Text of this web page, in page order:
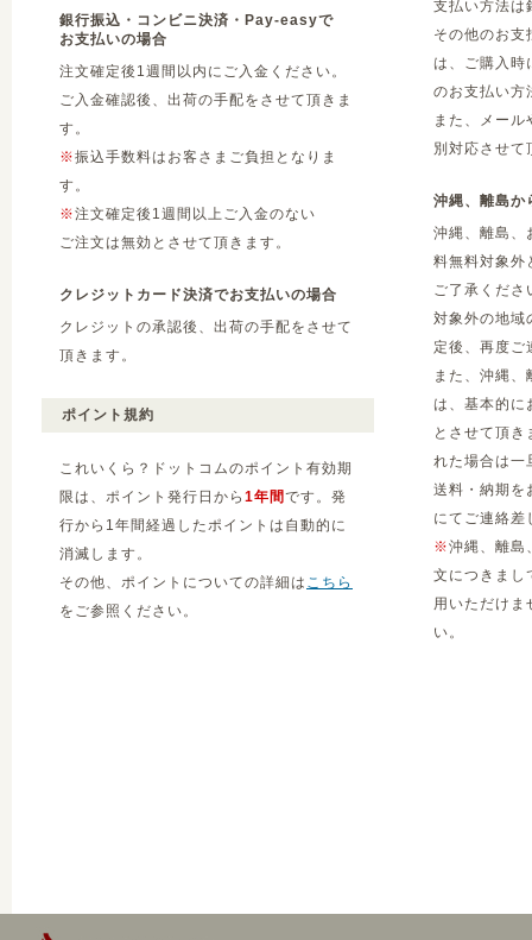
銀行振込・コンビニ決済・Pay-easyで
お支払いの場合
注文確定後1週間以内にご入金ください。
ご入金確認後、出荷の手配をさせて頂きま
す。
※振込手数料はお客さまご負担となりま
す。
※注文確定後1週間以上ご入金のない
ご注文は無効とさせて頂きます。
クレジットカード決済でお支払いの場合
クレジットの承認後、出荷の手配をさせて
頂きます。
ポイント規約
これいくら？ドットコムのポイント有効期
限は、ポイント発行日から 1年間です。発
行から1年間経過したポイントは自動的に
消滅します。
その他、ポイントについての詳細は こちら
をご参照ください。
支払い方法は
その他のお支
は、ご購入時
のお支払い方
また、メー
別対応させて
沖縄、離島か
沖縄、離島、
料無料対象外
ご了承くださ
対象外の地域
定後、再度ご
また、沖縄
は、基本的に
とさせて頂
れた場合は一
送料・納期を
にてご連絡差
※沖縄、離島
文につきまし
用いただけま
い。